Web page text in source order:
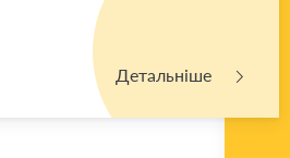
Детальніше